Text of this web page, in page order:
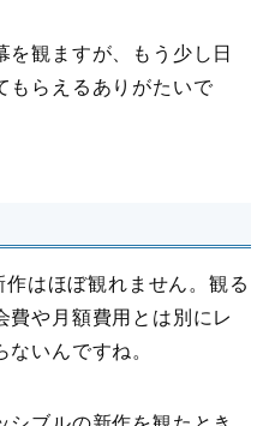
を観ますが、もう少し日
もらえるありがたいで
はほぼ観れません。観る
費や月額費用とは別にレ
いんですね。